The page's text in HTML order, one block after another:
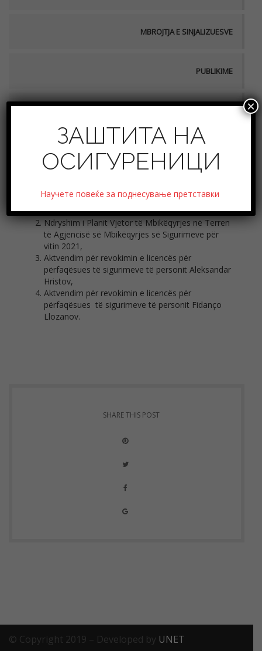
MBROJTJA E SINJALIZUESVE
PUBLIKIME
Procesverbali i seancës njëzetë e një të Këshillit
të Ekspertëve të Agjencisë së Mbikëqyrjes së
Sigurimeve për vitin 2021, të mbajtur më
20.8.2021 në orën 10:00,
Ndryshim i Planit Vjetor të Mbikëqyrjes në Terren
të Agjencisë së Mbikëqyrjes së Sigurimeve për
vitin 2021,
Aktvendim për revokimin e licencës për
përfaqësues të sigurimeve të personit Aleksandar
Hristov,
Aktvendim për revokimin e licencës për
përfaqësues të sigurimeve të personit Fidanço
Llozanov.
SHARE THIS POST
© Copyright 2019 – Developed by UNET
ЗАШТИТА НА
ОСИГУРЕНИЦИ
Научете повеќе за поднесување претставки
×